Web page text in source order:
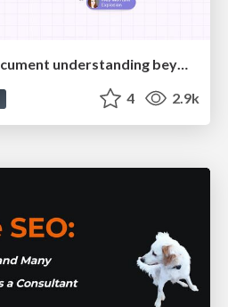
Conquering PDFs: document understanding beyond plain text
4 2.9k